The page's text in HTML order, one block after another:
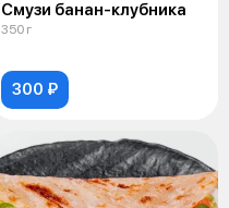
Смузи банан-клубника
350 г
300 ₽